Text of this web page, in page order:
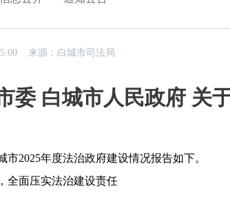
来源： 白城市司法局
委 白城市人民政府 关
2025年度法治政府建设情况报告如下。
面压实法治建设责任